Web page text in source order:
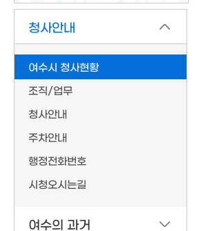
청사안내
여수시 청사현황
조직/업무
청사안내
주차안내
행정전화번호
시청오시는길
여수의 과거